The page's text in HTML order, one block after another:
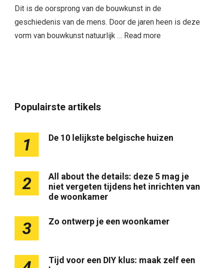
Dit is de oorsprong van de bouwkunst in de
geschiedenis van de mens. Door de jaren heen is deze
vorm van bouwkunst natuurlijk … Read more
Populairste artikels
1 De 10 lelijkste belgische huizen
2
All about the details: deze 5 mag je
niet vergeten tijdens het inrichten van
de woonkamer
3 Zo ontwerp je een woonkamer
Tijd voor een DIY klus: maak zelf een